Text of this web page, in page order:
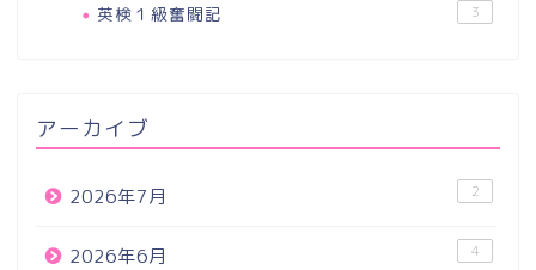
英検１級奮闘記 3
アーカイブ
2026年7月 2
2026年6月 4